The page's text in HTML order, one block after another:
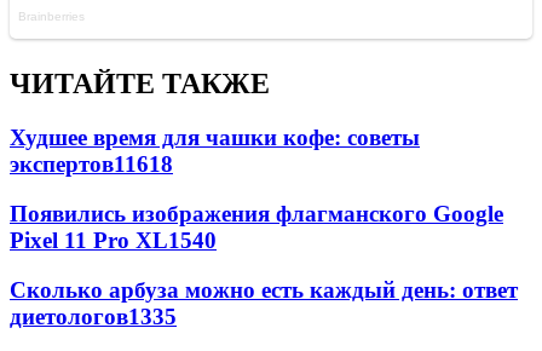
ЧИТАЙТЕ ТАКЖЕ
Худшее время для чашки кофе: советы
экспертов11618
Появились изображения флагманского Google
Pixel 11 Pro XL1540
Сколько арбуза можно есть каждый день: ответ
диетологов1335